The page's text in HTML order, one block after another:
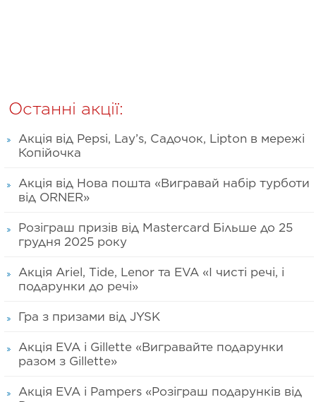
Останні акції:
Акція від Pepsi, Lay’s, Садочок, Lipton в мережі
Копійочка
Акція від Нова пошта «Вигравай набір турботи
від ORNER»
Розіграш призів від Mastercard Більше до 25
грудня 2025 року
Акція Ariel, Tide, Lenor та EVA «І чисті речі, і
подарунки до речі»
Гра з призами від JYSK
Акція EVA і Gillette «Вигравайте подарунки
разом з Gillette»
Акція EVA і Pampers «Розіграш подарунків від